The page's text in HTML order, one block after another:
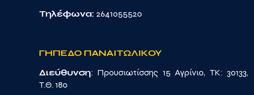
Τηλέφωνα: 2641055520
ΓΗΠΕΔΟ ΠΑΝΑΙΤΩΛΙΚΟΥ
Διεύθυνση: Προυσιωτίσσης 15 Αγρίνιο, TK: 30133,
Τ.Θ. 180